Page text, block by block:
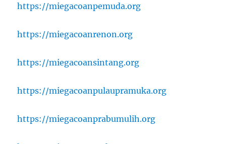
https://miegacoanpemuda.org
https://miegacoanrenon.org
https://miegacoansintang.org
https://miegacoanpulaupramuka.org
https://miegacoanprabumulih.org